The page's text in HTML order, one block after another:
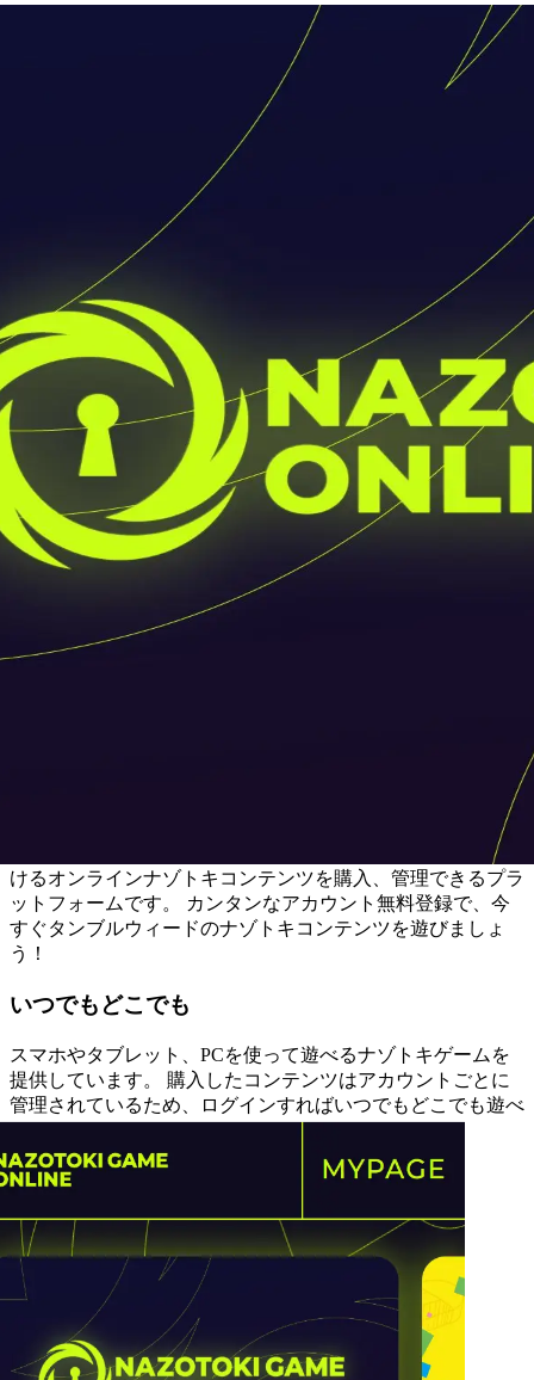
「ナゾトキゲームオンライン」は、タンブルウィードが手が
けるオンラインナゾトキコンテンツを購入、管理できるプラ
ットフォームです。 カンタンなアカウント無料登録で、今
すぐタンブルウィードのナゾトキコンテンツを遊びましょ
う！
いつでもどこでも
スマホやタブレット、PCを使って遊べるナゾトキゲームを
提供しています。 購入したコンテンツはアカウントごとに
管理されているため、ログインすればいつでもどこでも遊べ
コンテンツを探す